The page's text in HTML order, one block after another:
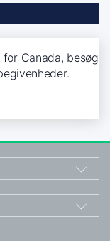
Canada, besøg